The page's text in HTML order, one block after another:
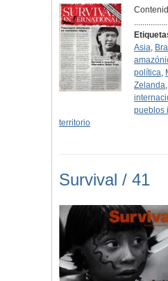
Asia,
política,
Zelanda
pueblos
territorio
Survival / 41